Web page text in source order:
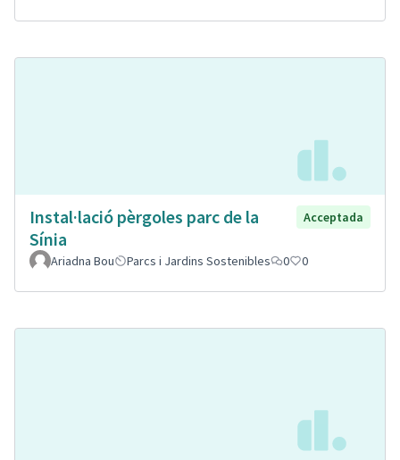
Instal·lació pèrgoles parc de la
Sínia
Acceptada
Ariadna Bou Parcs i Jardins Sostenibles 0 0